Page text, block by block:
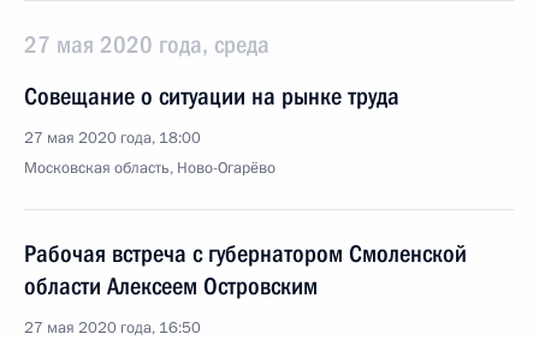
27 мая 2020 года, среда
Совещание о ситуации на рынке труда
27 мая 2020 года, 18:00
Московская область, Ново-Огарёво
Рабочая встреча с губернатором Смоленской
области Алексеем Островским
27 мая 2020 года, 16:50